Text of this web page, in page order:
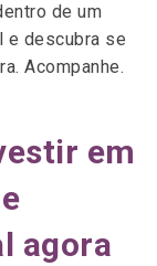
de um
e descubra se
Acompanhe.
em
agora